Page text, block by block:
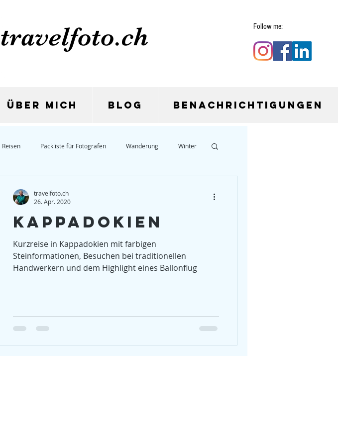
Follow me:
Über mich Blog Benachrichtigungen
travelfoto.ch
Reisen Packliste für Fotografen Wanderung Winter
Stonepainting Vulkan Fahrrad Amalfiküste
Kappadokien
Kurzreise in Kappadokien mit farbigen
Steinformationen, Besuchen bei traditionellen
Handwerkern und dem Highlight eines Ballonflug
travelfoto.ch
26. Apr. 2020